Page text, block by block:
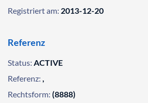
Registriert am: 2013-12-20
Referenz
Status: ACTIVE
Referenz: ,
Rechtsform: (8888)